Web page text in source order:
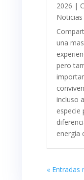
2026 |
Noticias
una
pero
incluso
especie
energía
« Entradas